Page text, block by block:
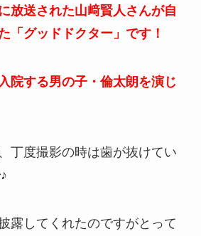
放送された山﨑賢人さんが自
「グッドドクター」です！
院する男の子・倫太朗を演じ
丁度撮影の時は歯が抜けてい
露してくれたのですがとって